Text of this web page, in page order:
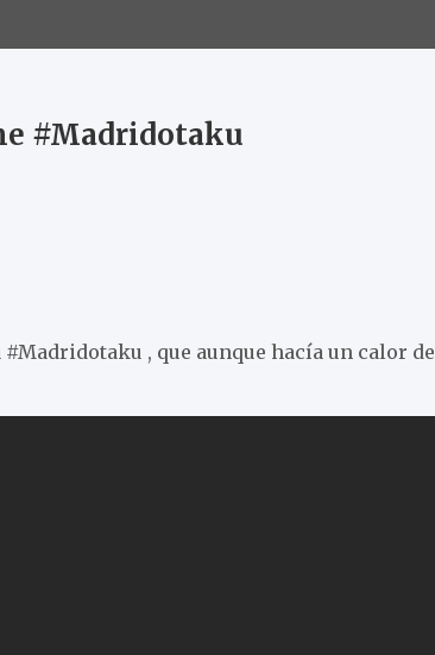
#Madridotaku
, que aunque hacía un calor de